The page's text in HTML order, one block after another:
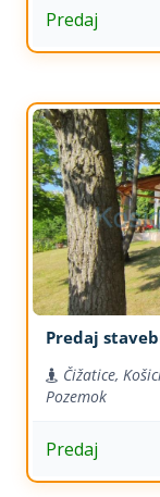
Predaj
Predaj
Čižatice,
Pozemok
Predaj